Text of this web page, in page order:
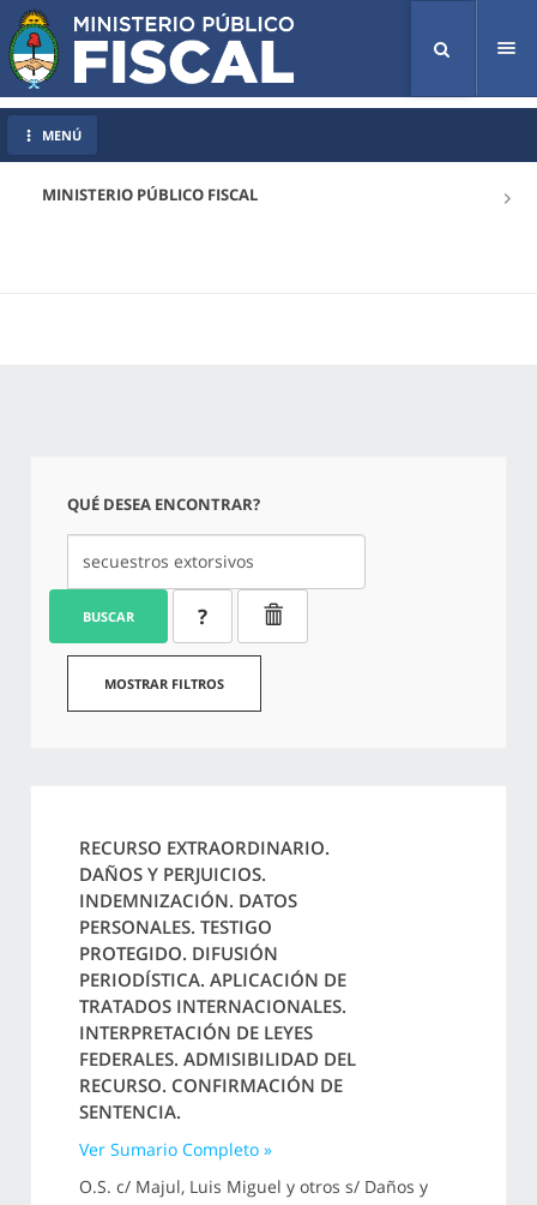
MINISTERIO PÚBLICO FISCAL
MENÚ
QUÉ DESEA ENCONTRAR?
BUSCAR ?
MOSTRAR FILTROS
RECURSO EXTRAORDINARIO.
DAÑOS Y PERJUICIOS.
INDEMNIZACIÓN. DATOS
PERSONALES. TESTIGO
PROTEGIDO. DIFUSIÓN
PERIODÍSTICA. APLICACIÓN DE
TRATADOS INTERNACIONALES.
INTERPRETACIÓN DE LEYES
FEDERALES. ADMISIBILIDAD DEL
RECURSO. CONFIRMACIÓN DE
SENTENCIA.
Ver Sumario Completo »
O.S. c/ Majul, Luis Miguel y otros s/ Daños y